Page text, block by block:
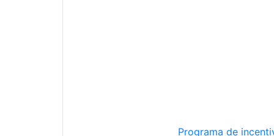
Programa de